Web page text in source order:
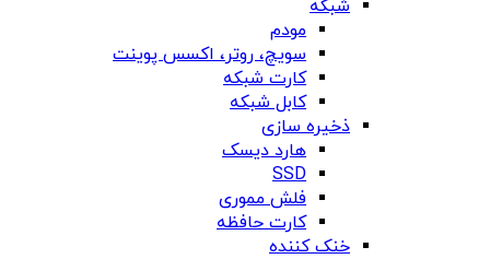
شبکه
مودم
سویچ، روتر، اکسس پوینت
کارت شبکه
کابل شبکه
ذخیره سازی
هارد دیسک
SSD
فلش مموری
کارت حافظه
خنک کننده